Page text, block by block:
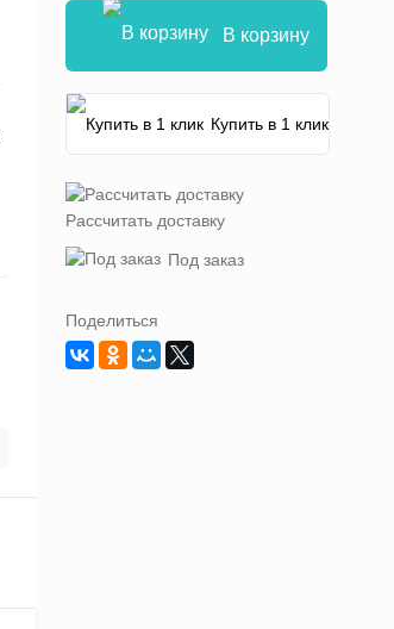
В корзину
Купить в 1 клик
Рассчитать доставку
Под заказ
Поделиться